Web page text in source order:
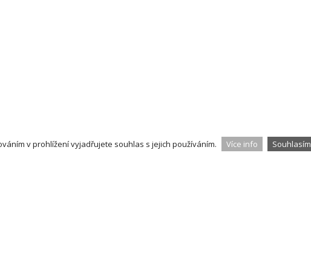
v prohlížení vyjadřujete souhlas s jejich používáním. Více info Souhlasím